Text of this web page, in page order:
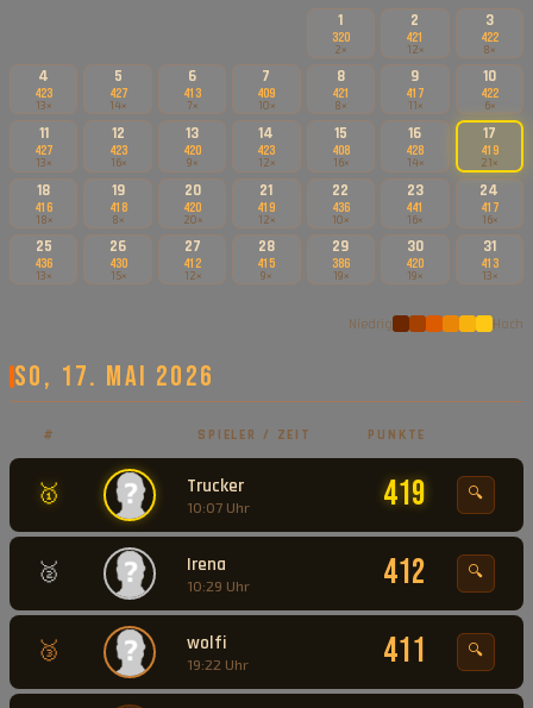
1
320
2×
2
421
12×
3
422
8×
4
423
13×
5
427
14×
6
413
7×
7
409
10×
8
421
8×
9
417
11×
10
422
6×
11
427
13×
12
423
16×
13
420
9×
14
423
12×
15
408
16×
16
428
14×
17
419
21×
18
416
18×
19
418
8×
20
420
20×
21
419
12×
22
436
10×
23
441
16×
24
417
16×
25
436
13×
26
430
15×
27
412
12×
28
415
9×
29
386
19×
30
420
19×
31
413
13×
Niedrig Hoch
So, 17. Mai 2026
# SPIELER / ZEIT PUNKTE
🥇 Trucker
10:07 Uhr 419 🔍
🥈 Irena
10:29 Uhr 412 🔍
🥉 wolfi
19:22 Uhr 411 🔍